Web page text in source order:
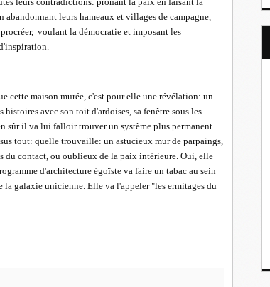
abandonnant leurs hameaux et villages de campagne,
voulant la démocratie et imposant les
cette maison murée, c'est pour elle une révélation: un
avec son toit d'ardoises, sa fenêtre sous les
sûr il va lui falloir trouver un système plus permanent
tout: quelle trouvaille: un astucieux mur de parpaings,
du contact, ou oublieux de la paix intérieure. Oui, elle
d'architecture égoïste va faire un tabac au sein
galaxie unicienne. Elle va l'appeler "les ermitages du